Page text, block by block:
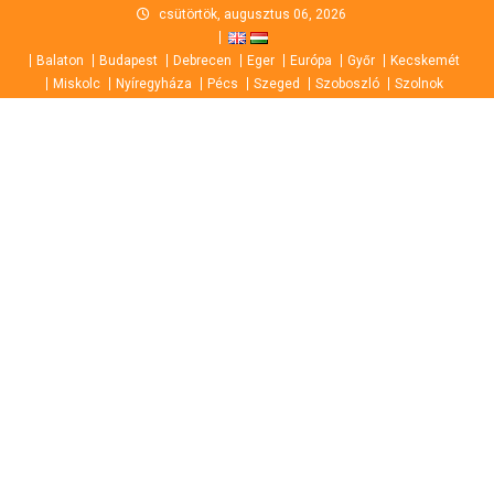
content
csütörtök, augusztus 06, 2026
Balaton Budapest Debrecen Eger Európa Győr
Kecskemét
Miskolc
Nyíregyháza Pécs Szeged Szoboszló Szolnok